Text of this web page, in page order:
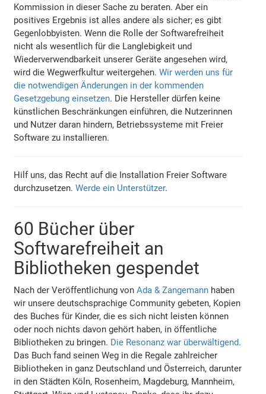
Kommission in dieser Sache zu beraten. Aber ein
positives Ergebnis ist alles andere als sicher; es gibt
Gegenlobbyisten. Wenn die Rolle der Softwarefreiheit
nicht als wesentlich für die Langlebigkeit und
Wiederverwendbarkeit unserer Geräte angesehen wird,
wird die Wegwerfkultur weitergehen.Wir werden uns für
die notwendigen Änderungen in der kommenden
Gesetzgebung einsetzen. Die Hersteller dürfen keine
künstlichen Beschränkungen einführen, die Nutzerinnen
und Nutzer daran hindern, Betriebssysteme mit Freier
Software zu installieren.
Hilf uns, das Recht auf die Installation Freier Software
durchzusetzen.Werde ein Unterstützer.
60 Bücher über
Softwarefreiheit an
Bibliotheken gespendet
Nach der Veröffentlichung vonAda & Zangemann haben
wir unsere deutschsprachige Community gebeten, Kopien
des Buches für Kinder, die es sich nicht leisten können
oder noch nichts davon gehört haben, in öffentliche
Bibliotheken zu bringen. Die Resonanz war überwältigend.
Das Buch fand seinen Weg in die Regale zahlreicher
Bibliotheken in ganz Deutschland und Österreich, darunter
in den Städten Köln, Rosenheim, Magdeburg, Mannheim,